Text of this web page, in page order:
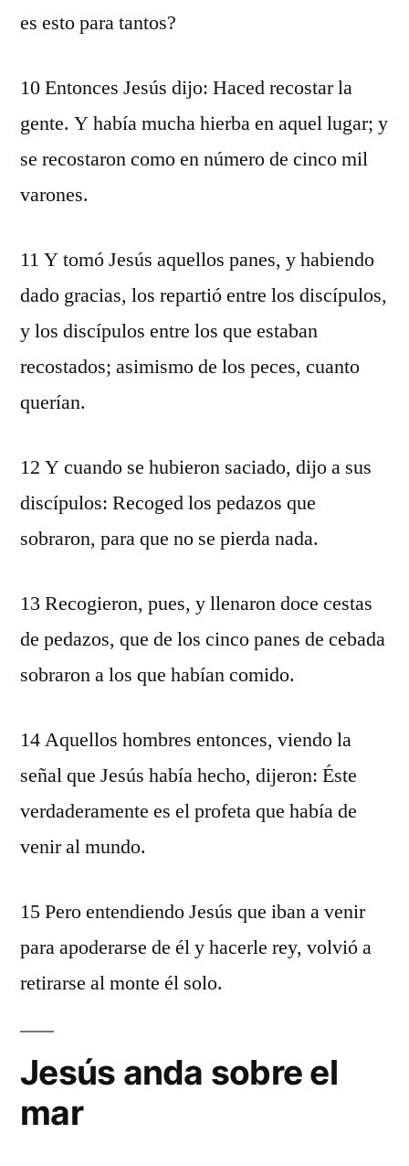
es esto para tantos?
10 Entonces Jesús dijo: Haced recostar la
gente. Y había mucha hierba en aquel lugar; y
se recostaron como en número de cinco mil
varones.
11 Y tomó Jesús aquellos panes, y habiendo
dado gracias, los repartió entre los discípulos,
y los discípulos entre los que estaban
recostados; asimismo de los peces, cuanto
querían.
12 Y cuando se hubieron saciado, dijo a sus
discípulos: Recoged los pedazos que
sobraron, para que no se pierda nada.
13 Recogieron, pues, y llenaron doce cestas
de pedazos, que de los cinco panes de cebada
sobraron a los que habían comido.
14 Aquellos hombres entonces, viendo la
señal que Jesús había hecho, dijeron: Éste
verdaderamente es el profeta que había de
venir al mundo.
15 Pero entendiendo Jesús que iban a venir
para apoderarse de él y hacerle rey, volvió a
retirarse al monte él solo.
Jesús anda sobre el
mar